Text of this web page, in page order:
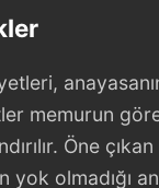
memurun
Öne
yok olmadığı